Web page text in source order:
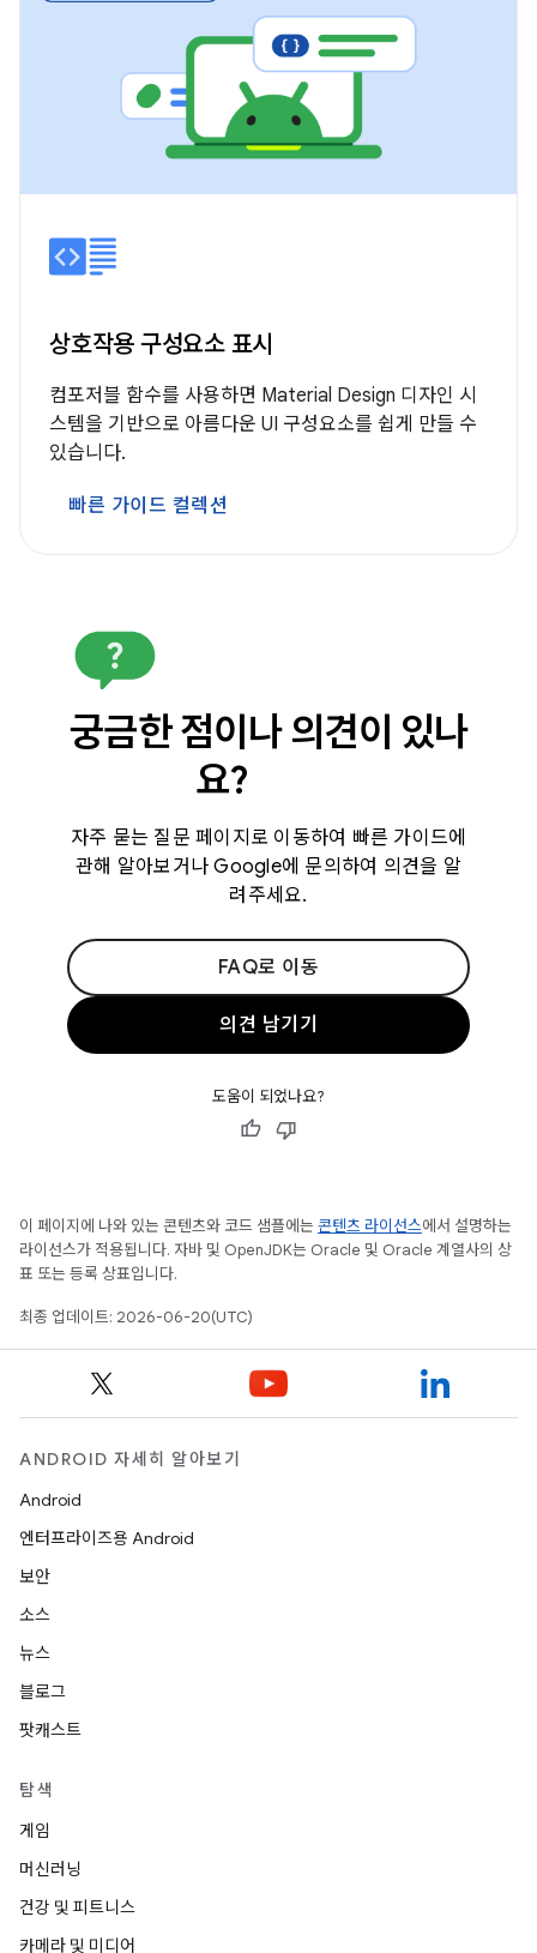
상호작용 구성요소 표시
컴포저블 함수를 사용하면 Material Design 디자인 시
스템을 기반으로 아름다운 UI 구성요소를 쉽게 만들 수
있습니다.
빠른 가이드 컬렉션
궁금한 점이나 의견이 있나
요?
자주 묻는 질문 페이지로 이동하여 빠른 가이드에
관해 알아보거나 Google에 문의하여 의견을 알
려주세요.
FAQ로 이동
의견 남기기
도움이 되었나요?
이 페이지에 나와 있는 콘텐츠와 코드 샘플에는 콘텐츠 라이선스에서 설명하는
라이선스가 적용됩니다. 자바 및 OpenJDK는 Oracle 및 Oracle 계열사의 상
표 또는 등록 상표입니다.
최종 업데이트: 2026-06-20(UTC)
ANDROID 자세히 알아보기
Android
엔터프라이즈용 Android
보안
소스
뉴스
블로그
팟캐스트
탐색
게임
머신러닝
건강 및 피트니스
카메라 및 미디어